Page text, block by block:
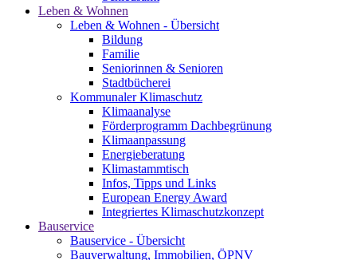
Leben & Wohnen
Leben & Wohnen - Übersicht
Bildung
Familie
Seniorinnen & Senioren
Stadtbücherei
Kommunaler Klimaschutz
Klimaanalyse
Förderprogramm Dachbegrünung
Klimaanpassung
Energieberatung
Klimastammtisch
Infos, Tipps und Links
European Energy Award
Integriertes Klimaschutzkonzept
Bauservice
Bauservice - Übersicht
Bauverwaltung, Immobilien, ÖPNV